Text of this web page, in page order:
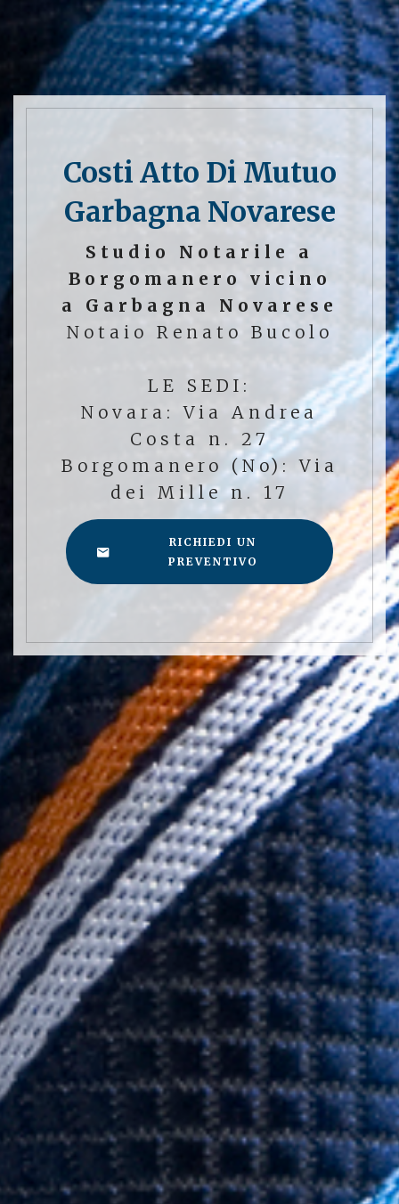
Costi Atto Di Mutuo
Garbagna Novarese
Studio Notarile a
Borgomanero vicino
a Garbagna Novarese
Notaio Renato Bucolo
LE SEDI:
Novara: Via Andrea
Costa n. 27
Borgomanero (No): Via
dei Mille n. 17
RICHIEDI UN
PREVENTIVO